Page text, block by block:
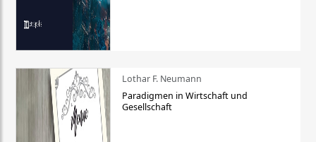
Lothar F. Neumann
Paradigmen in Wirtschaft und
Gesellschaft